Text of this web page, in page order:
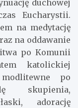
duchowej
Eucharystii.
na medytację
na oddawanie
po Komunii
katolickiej
po
skupienia,
adorację